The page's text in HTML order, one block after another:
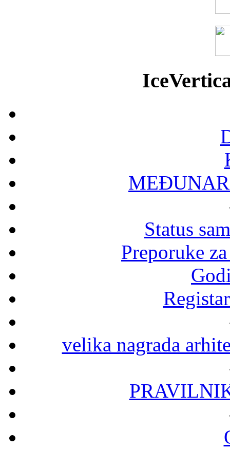
Status
Preporuke
velika nagrada